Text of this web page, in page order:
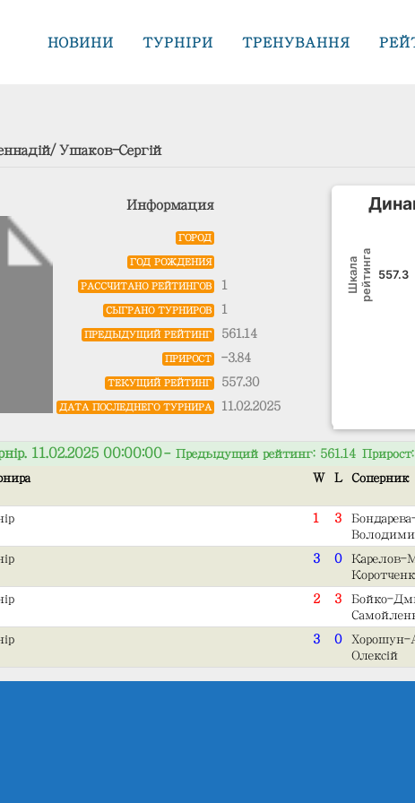
НОВИНИ ТУРНІРИ ТРЕНУВАННЯ
Ушаков-Сергій
Информация
ГОРОД
ГОД РОЖДЕНИЯ
РАССЧИТАНО РЕЙТИНГОВ 1
СЫГРАНО ТУРНИРОВ 1
ПРЕДЫДУЩИЙ РЕЙТИНГ 561.14
ПРИРОСТ -3.84
ТЕКУЩИЙ РЕЙТИНГ 557.30
ДАТА ПОСЛЕДНЕГО ТУРНИРА 11.02.2025
Шкаларейтинга 557.3
11.02.2025 00:00:00– Предыдущий рейтинг: 561.14
W L Соперник
1 3
3 0
Карелов-
2 3
Бойко-
3 0
Хорошун-
Олексій